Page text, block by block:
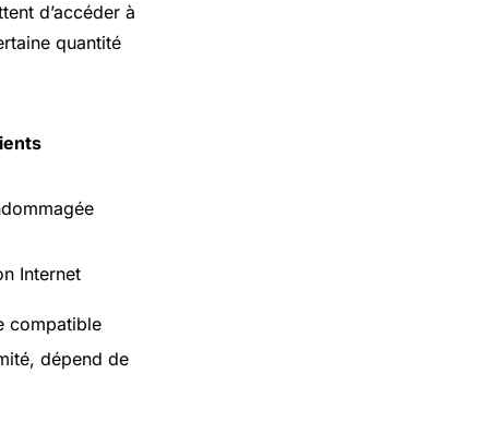
d’accéder à
quantité
Internet
compatible
dépend de